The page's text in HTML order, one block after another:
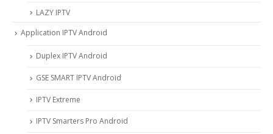
LAZY IPTV
Application IPTV Android
Duplex IPTV Android
GSE SMART IPTV Android
IPTV Extreme
IPTV Smarters Pro Android